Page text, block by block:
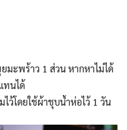
มะพร้าว 1 ส่วน หากหาไม่ได้
ทนได้
ว้โดยใช้ผ้าชุบน้ำห่อไว้ 1 วัน